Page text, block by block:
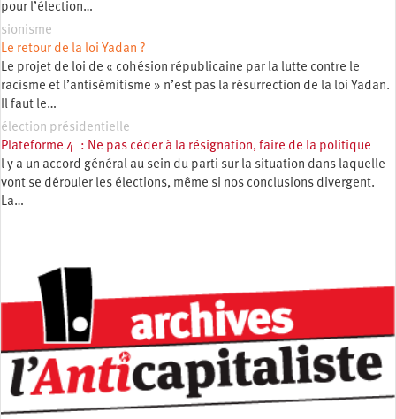
pour l’élection…
sionisme
Le retour de la loi Yadan ?
Le projet de loi de « cohésion républicaine par la lutte contre le
racisme et l’antisémitisme » n’est pas la résurrection de la loi Yadan.
Il faut le…
élection présidentielle
Plateforme 4 : Ne pas céder à la résignation, faire de la politique
l y a un accord général au sein du parti sur la situation dans laquelle
vont se dérouler les élections, même si nos conclusions divergent.
La…